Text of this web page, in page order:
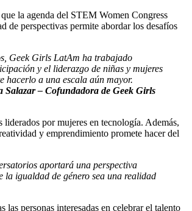
la agenda del STEM Women Congress
de perspectivas permite abordar los desafíos
Geek Girls LatAm ha trabajado
y el liderazgo de niñas y mujeres
hacerlo a una escala aún mayor.
Salazar – Cofundadora de Geek Girls
por mujeres en tecnología. Además,
y emprendimiento promete hacer del
aportará una perspectiva
la igualdad de género sea una realidad
personas interesadas en celebrar el talento